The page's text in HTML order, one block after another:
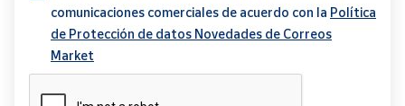
comunicaciones comerciales de acuerdo con la Política
de Protección de datos Novedades de Correos
Market